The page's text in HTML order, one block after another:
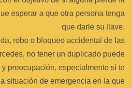
esperar a que otra persona tenga
que darle su llave.
robo o bloqueo accidental de las
no tener un duplicado puede
preocupación, especialmente si te
situación de emergencia en la que